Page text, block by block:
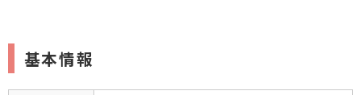
基本情報